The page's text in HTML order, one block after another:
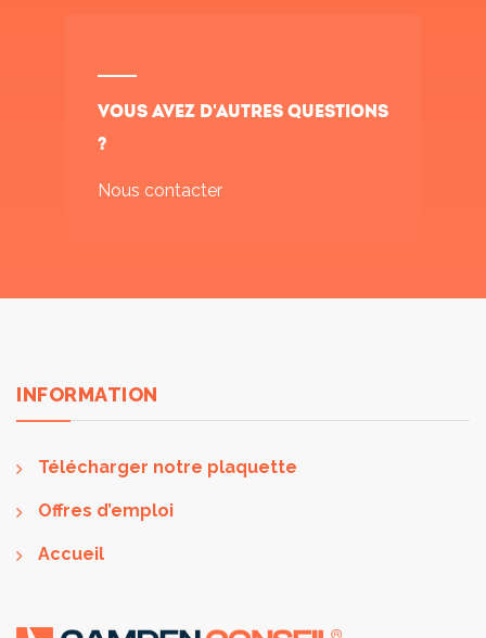
Vous avez d'autres questions
?
Nous contacter
INFORMATION
Télécharger notre plaquette
Offres d’emploi
Accueil